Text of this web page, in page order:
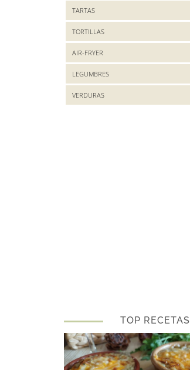
TARTAS
TORTILLAS
AIR-FRYER
LEGUMBRES
VERDURAS
TOP RECETAS